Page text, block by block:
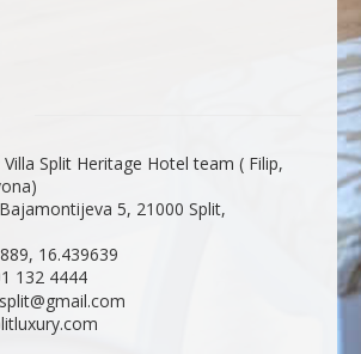
Villa Split Heritage Hotel team ( Filip,
Bajamontijeva 5, 21000 Split,
16.439639
132 4444